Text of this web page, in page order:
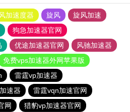
加速度器 旋风
旋风加速
狗急加速器官网
优途加速器官网
风驰加速器
免费vps加速器外网苹果版
雷霆vp加速器
速器
雷霆vqn加速官网
网
猎豹vp加速器官网